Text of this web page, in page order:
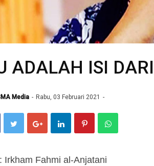
ADALAH ISI
Media Rabu, 03 Februari 2021
Irkham Fahmi al-Anjatani